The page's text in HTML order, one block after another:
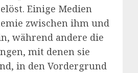
Einige Medien
zwischen ihm und
während andere die
mit denen sie
in den Vordergrund